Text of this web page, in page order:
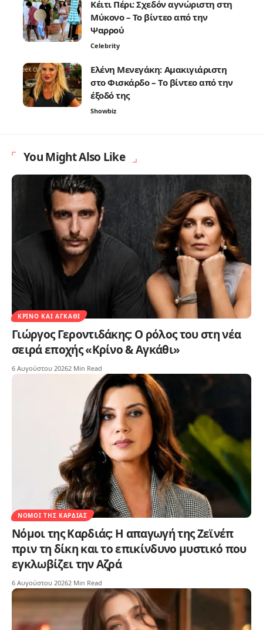
Κέιτι Πέρι: Σχεδόν αγνώριστη στη
Μύκονο – Το βίντεο από την
Ψαρρού
Celebrity
Ελένη Μενεγάκη: Αμακιγιάριστη
στο Φισκάρδο – Το βίντεο από την
έξοδό της
Showbiz
You Might Also Like
ΚΡΊΝΟ ΚΑΙ ΑΓΚΆΘΙ
Γιώργος Γεροντιδάκης: Ο ρόλος του στη νέα
σειρά εποχής «Κρίνο & Αγκάθι»
6 Αυγούστου 20262 Min Read
ΝΌΜΟΙ ΤΗΣ ΚΑΡΔΙΆΣ
Νόμοι της Καρδιάς: Η απαγωγή της Ζεϊνέπ
πριν τη δίκη και το επικίνδυνο μυστικό που
εγκλωβίζει την Αζρά
6 Αυγούστου 20262 Min Read